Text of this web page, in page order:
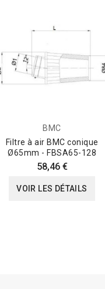
BMC
Filtre à air BMC conique
Ø65mm - FBSA65-128
58,46 €
VOIR LES DÉTAILS